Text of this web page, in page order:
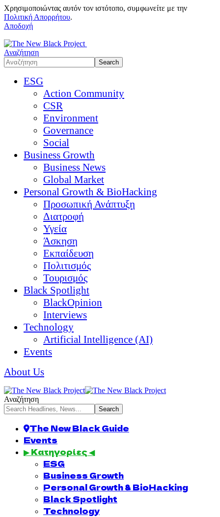
Χρησιμοποιώντας αυτόν τον ιστότοπο, συμφωνείτε με την
Πολιτική Απορρήτου.
Αποδοχή
Αναζήτηση
ESG
Action Community
CSR
Environment
Governance
Social
Business Growth
Business News
Global Market
Personal Growth & BioHacking
Προσωπική Ανάπτυξη
Διατροφή
Υγεία
Άσκηση
Εκπαίδευση
Πολιτισμός
Τουρισμός
Black Spotlight
BlackOpinion
Interviews
Technology
Artificial Intelligence (AI)
Events
About Us
Αναζήτηση
The New Black Guide
Events
▶ Κατηγορίες ◀
ESG
Business Growth
Personal Growth & BioHacking
Black Spotlight
Technology